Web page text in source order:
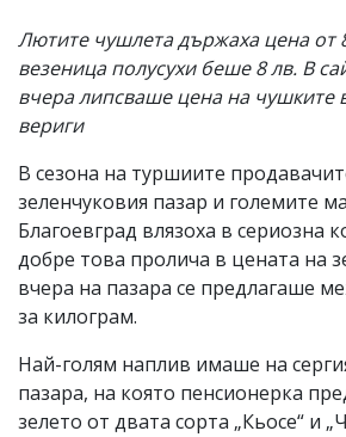
отговорност
за
тях!
Ако
откриете
за
коментар,
моля
сигнализирайте
ни!
Лютите чушлета държаха цена от
везеница полусухи беше 8 лв. В
вчера липсваше цена на чушките
вериги
В сезона на туршиите
зеленчуковия пазар и големите
Благоевград влязоха в сериозна
добре това пролича в цената на
вчера на пазара се предлагаше
за килограм.
Най-голям наплив имаше на
пазара, на която пенсионерка
зелето от двата сорта „Кьосе“ и